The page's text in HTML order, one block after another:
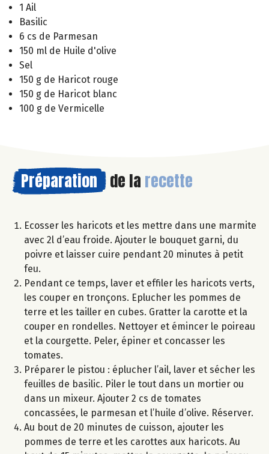
1 Ail
Basilic
6 cs de Parmesan
150 ml de Huile d'olive
Sel
150 g de Haricot rouge
150 g de Haricot blanc
100 g de Vermicelle
Préparation de la recette
Ecosser les haricots et les mettre dans une marmite
avec 2l d’eau froide. Ajouter le bouquet garni, du
poivre et laisser cuire pendant 20 minutes à petit
feu.
Pendant ce temps, laver et effiler les haricots verts,
les couper en tronçons. Eplucher les pommes de
terre et les tailler en cubes. Gratter la carotte et la
couper en rondelles. Nettoyer et émincer le poireau
et la courgette. Peler, épiner et concasser les
tomates.
Préparer le pistou : éplucher l’ail, laver et sécher les
feuilles de basilic. Piler le tout dans un mortier ou
dans un mixeur. Ajouter 2 cs de tomates
concassées, le parmesan et l’huile d’olive. Réserver.
Au bout de 20 minutes de cuisson, ajouter les
pommes de terre et les carottes aux haricots. Au